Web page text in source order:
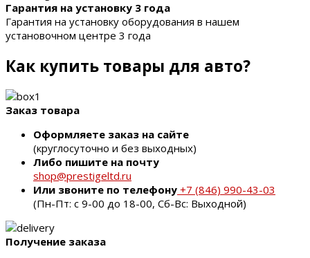
Гарантия на установку 3 года
Гарантия на установку оборудования в нашем
установочном центре 3 года
Как купить товары для авто?
Заказ товара
Оформляете заказ на сайте
(круглосуточно и без выходных)
Либо пишите на почту
shop@prestigeltd.ru
Или звоните по телефону +7 (846) 990-43-03
(Пн-Пт: с 9-00 до 18-00, Сб-Вс: Выходной)
Получение заказа